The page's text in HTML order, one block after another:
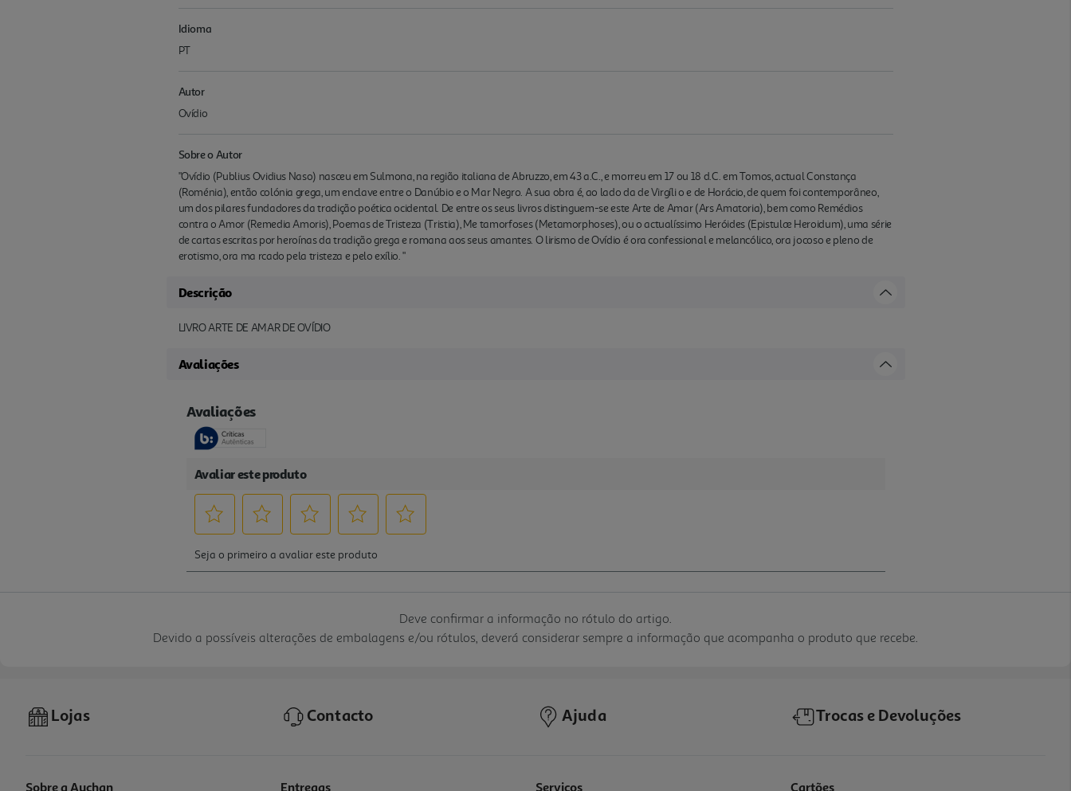
Idioma
PT
Autor
Ovídio
Sobre o Autor
"Ovídio (Publius Ovidius Naso) nasceu em Sulmona, na região italiana de Abruzzo, em 43 a.C., e morreu em 17 ou 18 d.C. em Tomos, actual Constança
(Roménia), então colónia grega, um enclave entre o Danúbio e o Mar Negro. A sua obra é, ao lado da de Virgíli o e de Horácio, de quem foi contemporâneo,
um dos pilares fundadores da tradição poética ocidental. De entre os seus livros distinguem-se este Arte de Amar (Ars Amatoria), bem como Remédios
contra o Amor (Remedia Amoris), Poemas de Tristeza (Tristia), Me tamorfoses (Metamorphoses), ou o actualíssimo Heróides (Epistulæ Heroidum), uma série
de cartas escritas por heroínas da tradição grega e romana aos seus amantes. O lirismo de Ovídio é ora confessional e melancólico, ora jocoso e pleno de
erotismo, ora ma rcado pela tristeza e pelo exílio. "
Descrição
LIVRO ARTE DE AMAR DE OVÍDIO
Avaliações
Deve confirmar a informação no rótulo do artigo.
Devido a possíveis alterações de embalagens e/ou rótulos, deverá considerar sempre a informação que acompanha o produto que recebe.
Lojas Contacto Ajuda Trocas e Devoluções